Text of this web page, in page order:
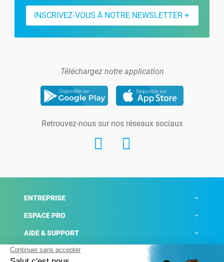
INSCRIVEZ-VOUS À NOTRE NEWSLETTER
Téléchargez notre application
Retrouvez-nous sur nos réseaux sociaux
ENTREPRISE
ESPACE PRO
AIDE & SUPPORT
ACTUALITÉS